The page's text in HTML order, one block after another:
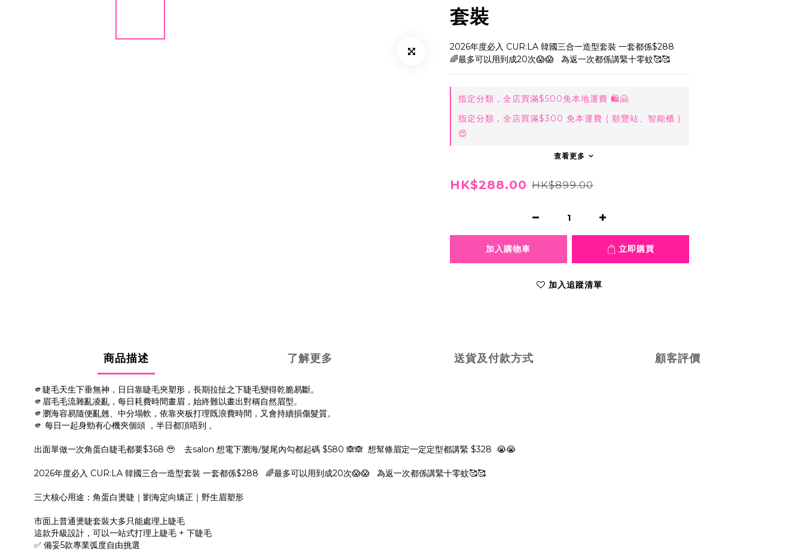
套裝
2026年度必入 CUR:LA 韓國三合一造型套裝 一套都係$288
🌈最多可以用到成20次😱😱   為返一次都係講緊十零蚊🥰🥰
指定分類，全店買滿$500免本地運費 🛍🤗
指定分類，全店買滿$300 免本運費 ( 順豐站、智能櫃 )
😍
查看更多
HK$288.00 HK$899.00
加入購物車 立即購買
加入追蹤清單
商品描述 了解更多 送貨及付款方式 顧客評價
🫵睫毛天生下垂無神，日日靠睫毛夾塑形，長期拉扯之下睫毛變得乾脆易斷。
🫵眉毛毛流雜亂凌亂，每日耗費時間畫眉，始終難以畫出對稱自然眉型。
🫵瀏海容易隨便亂翹、中分塌軟，依靠夾板打理既浪費時間，又會持續損傷髮質。
🫵 每日一起身勁有心機夾個頭 ，半日都頂唔到 。
出面單做一次角蛋白睫毛都要$368 🥹 去salon 想電下瀏海/髮尾內勾都起碼 $580 🙈🙈 想幫條眉定一定定型都講緊 $328 😭😭
2026年度必入 CUR:LA 韓國三合一造型套裝 一套都係$288 🌈最多可以用到成20次😱😱 為返一次都係講緊十零蚊🥰🥰
三大核心用途：角蛋白燙睫｜劉海定向矯正｜野生眉塑形
市面上普通燙睫套裝大多只能處理上睫毛
這款升級設計，可以一站式打理上睫毛 + 下睫毛
✅ 備妥5款專業弧度自由挑選